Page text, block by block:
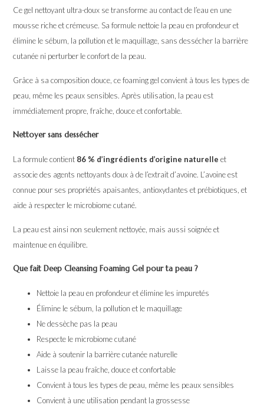
Ce gel nettoyant ultra-doux se transforme au contact de l’eau en une
mousse riche et crémeuse. Sa formule nettoie la peau en profondeur et
élimine le sébum, la pollution et le maquillage, sans dessécher la barrière
cutanée ni perturber le confort de la peau.
Grâce à sa composition douce, ce foaming gel convient à tous les types de
peau, même les peaux sensibles. Après utilisation, la peau est
immédiatement propre, fraîche, douce et confortable.
Nettoyer sans dessécher
La formule contient 86 % d’ingrédients d’origine naturelle et
associe des agents nettoyants doux à de l’extrait d’avoine. L’avoine est
connue pour ses propriétés apaisantes, antioxydantes et prébiotiques, et
aide à respecter le microbiome cutané.
La peau est ainsi non seulement nettoyée, mais aussi soignée et
maintenue en équilibre.
Que fait Deep Cleansing Foaming Gel pour ta peau ?
Nettoie la peau en profondeur et élimine les impuretés
Élimine le sébum, la pollution et le maquillage
Ne dessèche pas la peau
Respecte le microbiome cutané
Aide à soutenir la barrière cutanée naturelle
Laisse la peau fraîche, douce et confortable
Convient à tous les types de peau, même les peaux sensibles
Convient à une utilisation pendant la grossesse